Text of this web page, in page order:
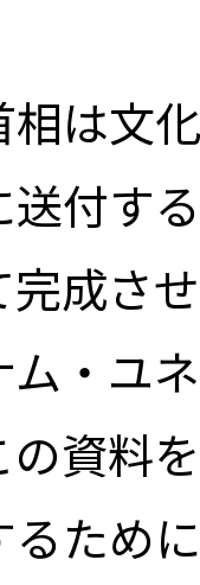
は文
送付す
完成さ
・ユ
の資料
るため